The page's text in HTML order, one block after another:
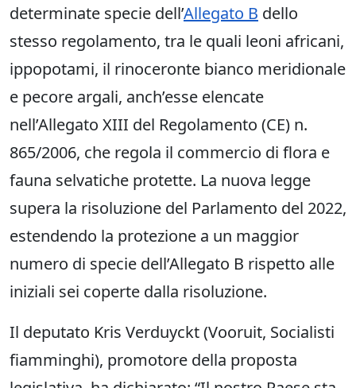
determinate specie dell’Allegato B dello
stesso regolamento, tra le quali leoni africani,
ippopotami, il rinoceronte bianco meridionale
e pecore argali, anch’esse elencate
nell’Allegato XIII del Regolamento (CE) n.
865/2006, che regola il commercio di flora e
fauna selvatiche protette. La nuova legge
supera la risoluzione del Parlamento del 2022,
estendendo la protezione a un maggior
numero di specie dell’Allegato B rispetto alle
iniziali sei coperte dalla risoluzione.
Il deputato Kris Verduyckt (Vooruit, Socialisti
fiamminghi), promotore della proposta